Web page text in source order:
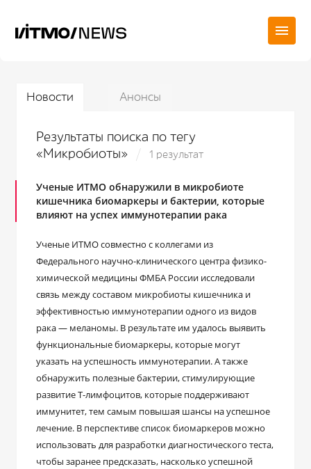
Новости Анонсы
Результаты поиска по тегу
«Микробиоты»
1 результат
Ученые ИТМО обнаружили в микробиоте
кишечника биомаркеры и бактерии, которые
влияют на успех иммунотерапии рака
Ученые ИТМО совместно с коллегами из
Федерального научно-клинического центра физико-
химической медицины ФМБА России исследовали
связь между составом микробиоты кишечника и
эффективностью иммунотерапии одного из видов
рака — меланомы. В результате им удалось выявить
функциональные биомаркеры, которые могут
указать на успешность иммунотерапии. А также
обнаружить полезные бактерии, стимулирующие
развитие Т-лимфоцитов, которые поддерживают
иммунитет, тем самым повышая шансы на успешное
лечение. В перспективе список биомаркеров можно
использовать для разработки диагностического теста,
чтобы заранее предсказать, насколько успешной